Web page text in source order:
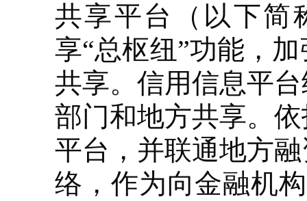
共享平台（以下简
享“总枢纽”功能，
共享。信用信息平
部门和地方共享。
平台，并联通地方
络，作为向金融机